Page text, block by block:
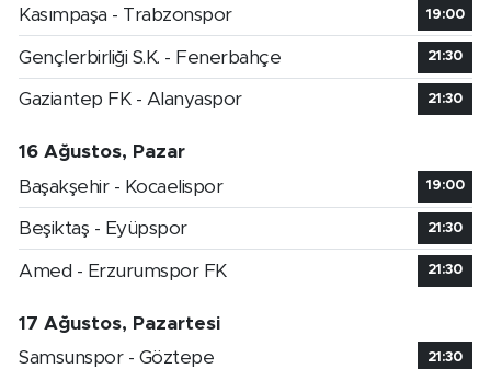
Kasımpaşa - Trabzonspor 19:00
Gençlerbirliği S.K. - Fenerbahçe 21:30
Gaziantep FK - Alanyaspor 21:30
16 Ağustos, Pazar
Başakşehir - Kocaelispor
19:00
Beşiktaş - Eyüpspor 21:30
Amed - Erzurumspor FK 21:30
17 Ağustos, Pazartesi
Samsunspor - Göztepe
21:30